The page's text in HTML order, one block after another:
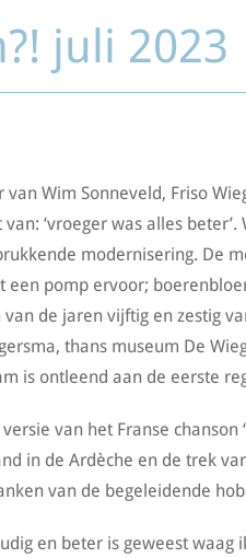
juli 2023
Wim Sonneveld, Friso
‘vroeger was alles
modernisering. De
een pomp ervoor;
de jaren vijftig en zestig
thans museum De
is ontleend aan de eerste
van het Franse chanson
in de Ardèche en de trek
van de begeleidende
en beter is geweest